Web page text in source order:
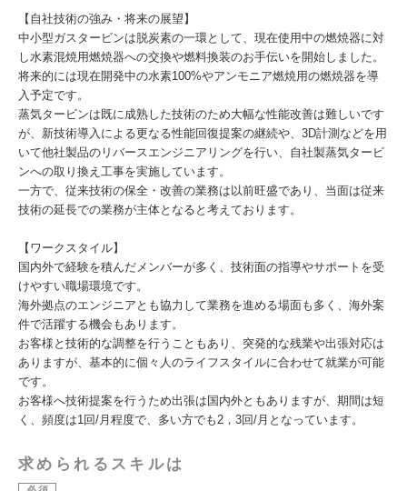
【自社技術の強み・将来の展望】
中小型ガスタービンは脱炭素の一環として、現在使用中の燃焼器に対
し水素混焼用燃焼器への交換や燃料換装のお手伝いを開始しました。
将来的には現在開発中の水素100%やアンモニア燃焼用の燃焼器を導
入予定です。
蒸気タービンは既に成熟した技術のため大幅な性能改善は難しいです
が、新技術導入による更なる性能回復提案の継続や、3D計測などを用
いて他社製品のリバースエンジニアリングを行い、自社製蒸気タービ
ンへの取り換え工事を実施しています。
一方で、従来技術の保全・改善の業務は以前旺盛であり、当面は従来
技術の延長での業務が主体となると考えております。
【ワークスタイル】
国内外で経験を積んだメンバーが多く、技術面の指導やサポートを受
けやすい職場環境です。
海外拠点のエンジニアとも協力して業務を進める場面も多く、海外案
件で活躍する機会もあります。
お客様と技術的な調整を行うこともあり、突発的な残業や出張対応は
ありますが、基本的に個々人のライフスタイルに合わせて就業が可能
です。
お客様へ技術提案を行うため出張は国内外ともありますが、期間は短
く、頻度は1回/月程度で、多い方でも2，3回/月となっています。
求められるスキルは